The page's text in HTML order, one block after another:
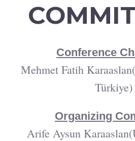
Conference
Mehmet Fatih
Türkiye)
Organizing
Arife Aysun